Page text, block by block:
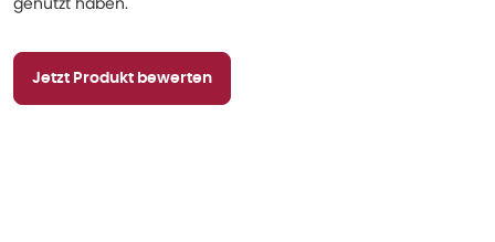
Jetzt Produkt bewerten